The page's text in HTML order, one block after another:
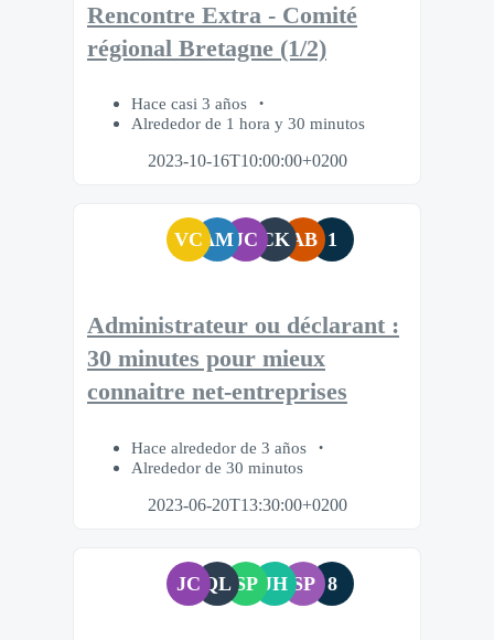
Rencontre Extra - Comité
régional Bretagne (1/2)
Hace casi 3 años
Alrededor de 1 hora y 30 minutos
2023-10-16T10:00:00+0200
VCAM JC CKAB 1
Administrateur ou déclarant :
30 minutes pour mieux
connaitre net-entreprises
Hace alrededor de 3 años
Alrededor de 30 minutos
2023-06-20T13:30:00+0200
JC QL SP JH SP 8